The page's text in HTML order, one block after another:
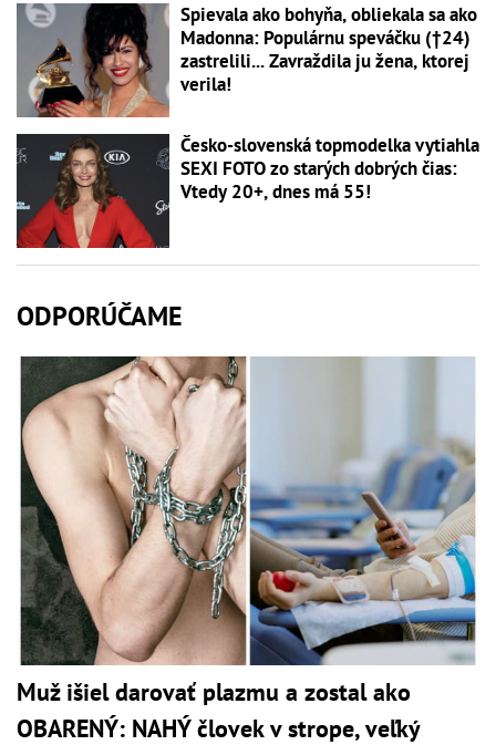
Spievala ako bohyňa, obliekala sa ako
Madonna: Populárnu speváčku (†24)
zastrelili... Zavraždila ju žena, ktorej
verila!
Česko-slovenská topmodelka vytiahla
SEXI FOTO zo starých dobrých čias:
Vtedy 20+, dnes má 55!
ODPORÚČAME
Muž išiel darovať plazmu a zostal ako
OBARENÝ: NAHÝ človek v strope, veľký